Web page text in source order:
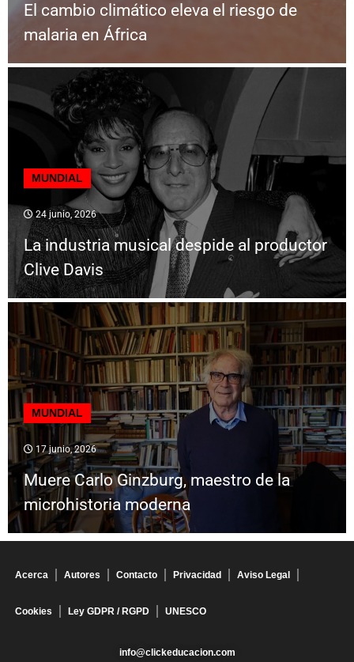
El cambio climático eleva el riesgo de
malaria en África
MUNDIAL
24 junio, 2026
La industria musical despide al productor
Clive Davis
MUNDIAL
17 junio, 2026
Muere Carlo Ginzburg, maestro de la
microhistoria moderna
Acerca Autores Contacto Privacidad Aviso Legal
Cookies Ley GDPR / RGPD UNESCO
info@clickeducacion.com